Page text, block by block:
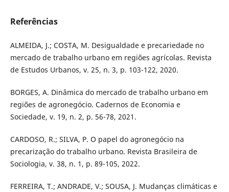
Referências
ALMEIDA, J.; COSTA, M. Desigualdade e precariedade no
mercado de trabalho urbano em regiões agrícolas. Revista
de Estudos Urbanos, v. 25, n. 3, p. 103-122, 2020.
BORGES, A. Dinâmica do mercado de trabalho urbano em
regiões de agronegócio. Cadernos de Economia e
Sociedade, v. 19, n. 2, p. 56-78, 2021.
CARDOSO, R.; SILVA, P. O papel do agronegócio na
precarização do trabalho urbano. Revista Brasileira de
Sociologia, v. 38, n. 1, p. 89-105, 2022.
FERREIRA, T.; ANDRADE, V.; SOUSA, J. Mudanças climáticas e